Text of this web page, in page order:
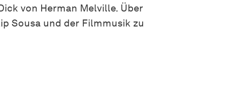
von Herman Melville. Über
Sousa und der Filmmusik zu